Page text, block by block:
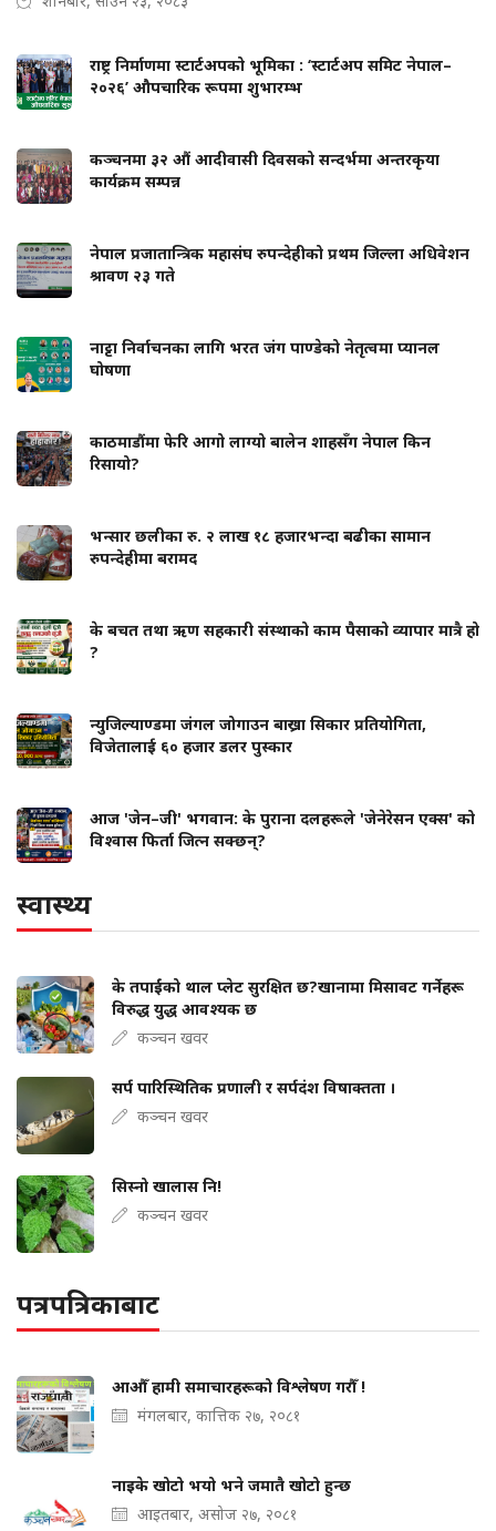
राष्ट्र निर्माणमा स्टार्टअपको भूमिका : ‘स्टार्टअप समिट नेपाल–
२०२६’ औपचारिक रूपमा शुभारम्भ
कञ्चनमा ३२ औं आदीवासी दिवसको सन्दर्भमा अन्तरकृया
कार्यक्रम सम्पन्न
नेपाल प्रजातान्त्रिक महासंघ रुपन्देहीको प्रथम जिल्ला अधिवेशन
श्रावण २३ गते
नाट्टा निर्वाचनका लागि भरत जंग पाण्डेको नेतृत्वमा प्यानल
घोषणा
काठमाडौंमा फेरि आगो लाग्यो बालेन शाहसँग नेपाल किन
रिसायो?
भन्सार छलीका रु. २ लाख १८ हजारभन्दा बढीका सामान
रुपन्देहीमा बरामद
के बचत तथा ऋण सहकारी संस्थाको काम पैसाको व्यापार मात्रै हो
?
न्युजिल्याण्डमा जंगल जोगाउन बाख्रा सिकार प्रतियोगिता,
विजेतालाई ६० हजार डलर पुस्कार
आज 'जेन–जी' भगवान: के पुराना दलहरूले 'जेनेरेसन एक्स' को
विश्वास फिर्ता जित्न सक्छन्?
स्वास्थ्य
के तपाईंको थाल प्लेट सुरक्षित छ?खानामा मिसावट गर्नेहरू
विरुद्ध युद्ध आवश्यक छ
कञ्चन खवर
सर्प पारिस्थितिक प्रणाली र सर्पदंश विषाक्तता ।
कञ्चन खवर
सिस्नो खालास नि!
कञ्चन खवर
पत्रपत्रिकाबाट
आऔँ हामी समाचारहरूको विश्लेषण गरौँ !
मंगलबार, कात्तिक २७, २०८१
नाइके खोटो भयो भने जमातै खोटो हुन्छ
आइतबार, असोज २७, २०८१